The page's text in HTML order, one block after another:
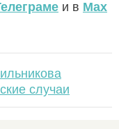
и в Max
случаи